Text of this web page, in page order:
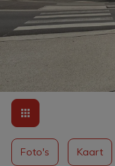
Foto's Kaart